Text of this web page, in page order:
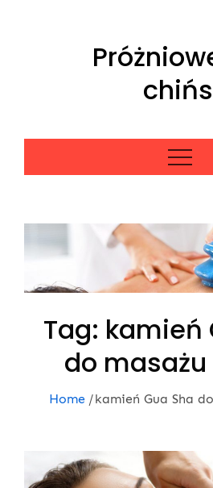
Tag: kamień
do
Home kamień Gua Sha